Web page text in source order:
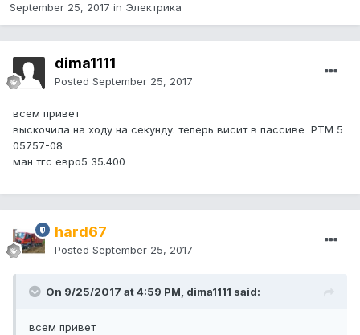
September 25, 2017 in Электрика
dima1111
Posted September 25, 2017
всем привет
выскочила на ходу на секунду. теперь висит в пассиве PTM 5
05757-08
ман тгс евро5 35.400
hard67
Posted September 25, 2017
On 9/25/2017 at 4:59 PM, dima1111 said:
всем привет